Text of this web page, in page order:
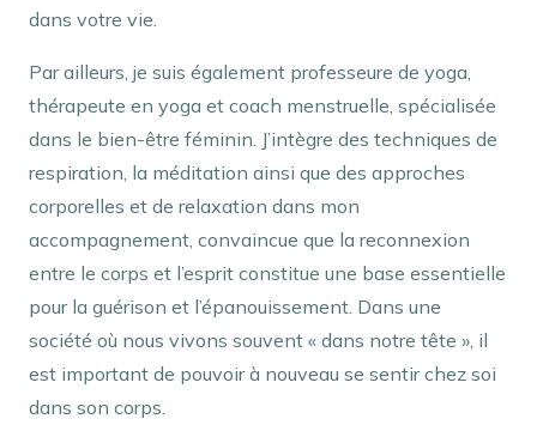
dans votre vie.
Par ailleurs, je suis également professeure de yoga,
thérapeute en yoga et coach menstruelle, spécialisée
dans le bien-être féminin. J’intègre des techniques de
respiration, la méditation ainsi que des approches
corporelles et de relaxation dans mon
accompagnement, convaincue que la reconnexion
entre le corps et l’esprit constitue une base essentielle
pour la guérison et l’épanouissement. Dans une
société où nous vivons souvent « dans notre tête », il
est important de pouvoir à nouveau se sentir chez soi
dans son corps.